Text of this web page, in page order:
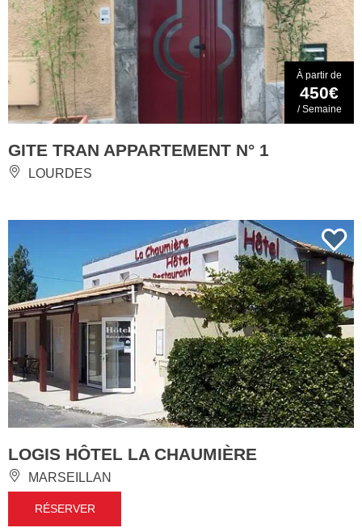
À partir de
450€
/ Semaine
GITE TRAN APPARTEMENT N° 1
LOURDES
LOGIS HÔTEL LA CHAUMIÈRE
MARSEILLAN
RÉSERVER